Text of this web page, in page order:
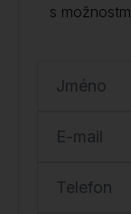
s
Jméno
E-mail
Telefon